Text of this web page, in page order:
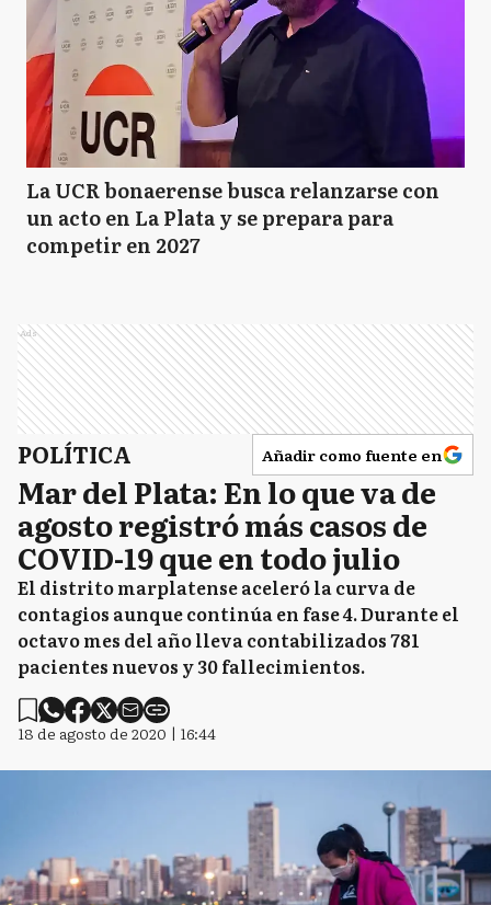
La UCR bonaerense busca relanzarse con
un acto en La Plata y se prepara para
competir en 2027
Ads
POLÍTICA Añadir como fuente en
Mar del Plata: En lo que va de
agosto registró más casos de
COVID-19 que en todo julio
El distrito marplatense aceleró la curva de
contagios aunque continúa en fase 4. Durante el
octavo mes del año lleva contabilizados 781
pacientes nuevos y 30 fallecimientos.
18 de agosto de 2020 | 16:44